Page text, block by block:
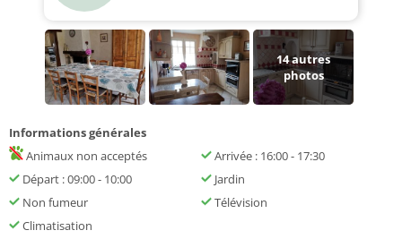
14autres
photos
Informations générales
Animaux non acceptés
Arrivée : 16:00 - 17:30
Départ : 09:00 - 10:00
Jardin
Non fumeur
Télévision
Climatisation